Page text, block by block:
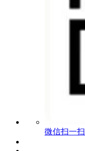
微信扫一扫